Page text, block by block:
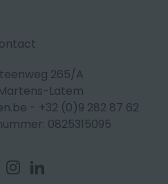
265/A
Latem
- +32 (0)9 282 87 62
0825315095
Volg
ons
Volg
ons